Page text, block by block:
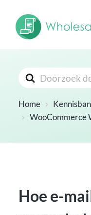
Zoeken
Naar
Home
WooCommerce
Hoe e-